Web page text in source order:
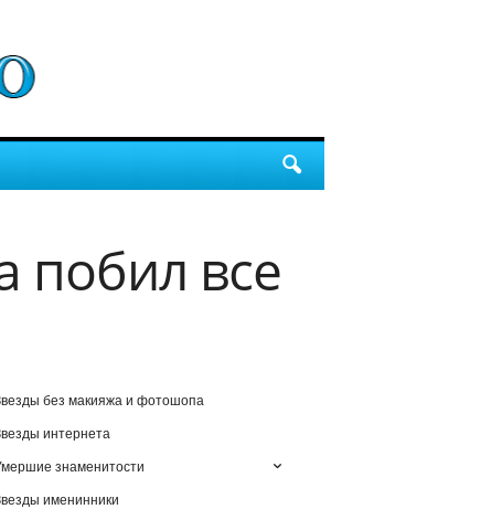
побил все
без макияжа и фотошопа
интернета
знаменитости
именинники